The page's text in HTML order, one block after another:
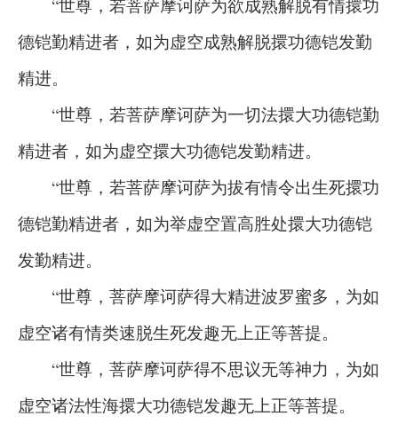
“世尊，若菩萨摩诃萨为欲成熟解脱有情擐功
德铠勤精进者，如为虚空成熟解脱擐功德铠发勤
精进。
“世尊，若菩萨摩诃萨为一切法擐大功德铠勤
精进者，如为虚空擐大功德铠发勤精进。
“世尊，若菩萨摩诃萨为拔有情令出生死擐功
德铠勤精进者，如为举虚空置高胜处擐大功德铠
发勤精进。
“世尊，菩萨摩诃萨得大精进波罗蜜多，为如
虚空诸有情类速脱生死发趣无上正等菩提。
“世尊，菩萨摩诃萨得不思议无等神力，为如
虚空诸法性海擐大功德铠发趣无上正等菩提。